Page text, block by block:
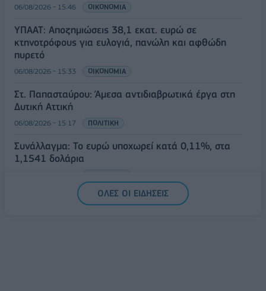
06/08/2026 - 15:46 ΟΙΚΟΝΟΜΙΑ
ΥΠΑΑΤ: Αποζημιώσεις 38,1 εκατ. ευρώ σε
κτηνοτρόφους για ευλογιά, πανώλη και αφθώδη
πυρετό
06/08/2026 - 15:33 ΟΙΚΟΝΟΜΙΑ
Στ. Παπασταύρου: Άμεσα αντιδιαβρωτικά έργα στη
Δυτική Αττική
06/08/2026 - 15:17 ΠΟΛΙΤΙΚΗ
Συνάλλαγμα: Το ευρώ υποχωρεί κατά 0,11%, στα
1,1541 δολάρια
ΟΛΕΣ ΟΙ ΕΙΔΗΣΕΙΣ